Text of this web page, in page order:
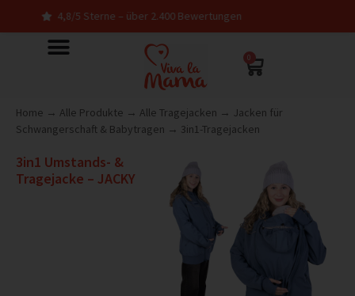
Sterne – über 2.400 Bewertungen
0
Home → Alle Produkte → Alle Tragejacken → Jacken für
Schwangerschaft & Babytragen → 3in1-Tragejacken
3in1 Umstands- &
Tragejacke – JACKY